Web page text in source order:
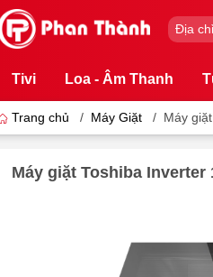
Địa
Tivi Loa - Âm Thanh
Trang chủ / Máy Giặt / Máy
Máy giặt Toshiba Inverter